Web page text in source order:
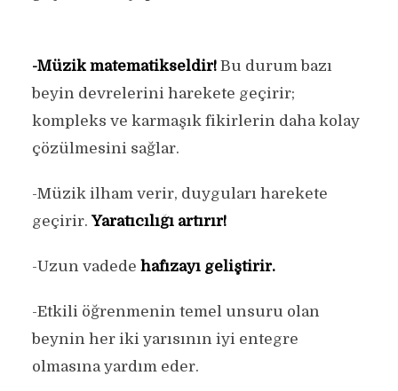
-Müzik matematikseldir! Bu durum bazı
beyin devrelerini harekete geçirir;
kompleks ve karmaşık fikirlerin daha kolay
çözülmesini sağlar.
-Müzik ilham verir, duyguları harekete
geçirir. Yaratıcılığı artırır!
-Uzun vadede hafızayı geliştirir.
-Etkili öğrenmenin temel unsuru olan
beynin her iki yarısının iyi entegre
olmasına yardım eder.